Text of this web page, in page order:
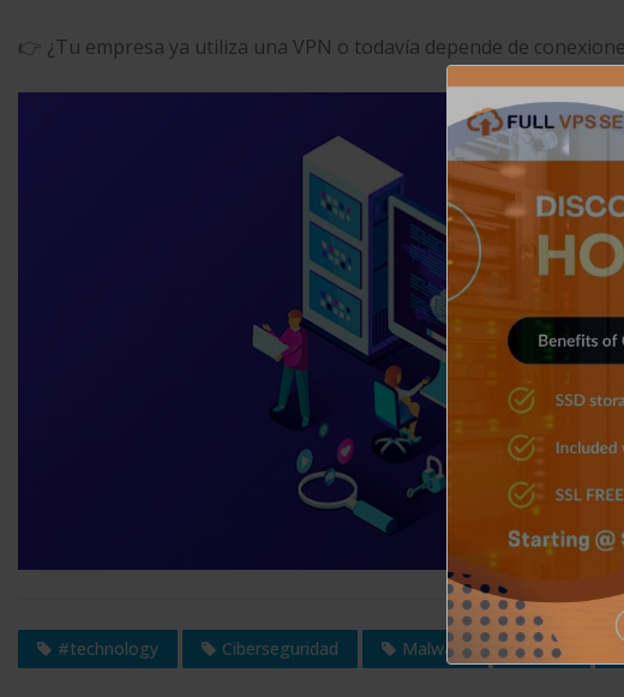
👉 ¿Tu empresa ya utiliza una VPN o todavía depende de
#technology Ciberseguridad Malware Tech